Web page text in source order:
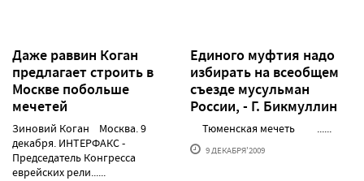
Даже раввин Коган
предлагает строить в
Москве побольше
мечетей
Зиновий Коган Москва. 9
декабря. ИНТЕРФАКС -
Председатель Конгресса
еврейских рели......
Единого муфтия надо
избирать на всеобщем
съезде мусульман
России, - Г. Бикмуллин
Тюменская мечеть ......
9 ДЕКАБРЯ'2009